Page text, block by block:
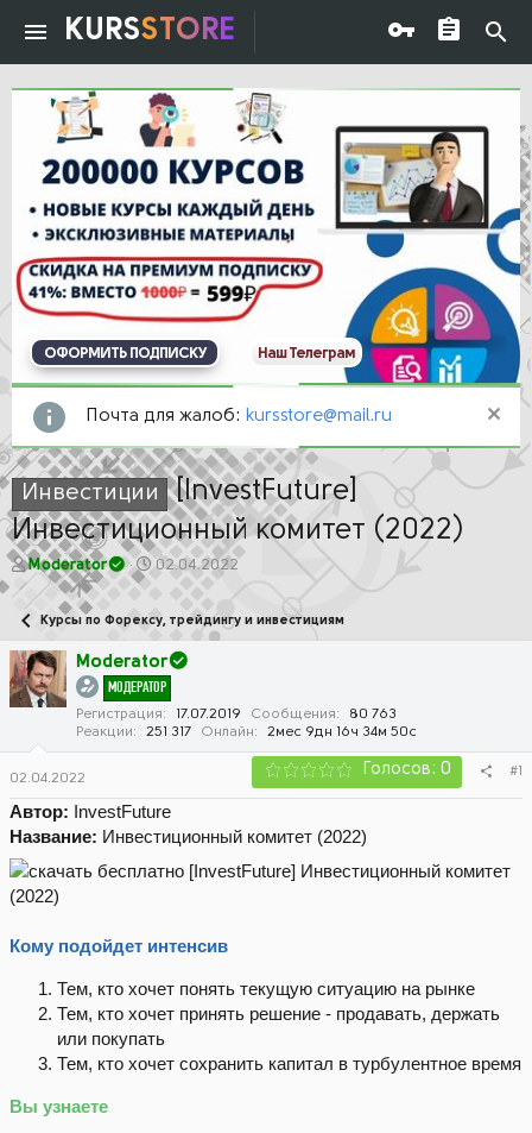
KURSSTORE
ОФОРМИТЬ ПОДПИСКУ Наш Телеграм
Почта для жалоб: kursstore@mail.ru
Инвестиции [InvestFuture]
Инвестиционный комитет (2022)
А
т
о
р
т
е
Moderator
Д
а
а
ч
а
л
а
02.04.2022
Курсы по Форексу, трейдингу и инвестициям
Moderator
МОДЕРАТОР
Регистрация 17.07.2019 Сообщения
80 763
Реакции
251 317 Онлайн 2мес 9дн 16ч 34м 50с
02.04.2022 Голосов: 0 #1
Автор: InvestFuture
Название: Инвестиционный комитет (2022)
Кому подойдет интенсив
Тем, кто хочет понять текущую ситуацию на рынке
Тем, кто хочет принять решение - продавать, держать
или покупать
Тем, кто хочет сохранить капитал в турбулентное время
Вы узнаете